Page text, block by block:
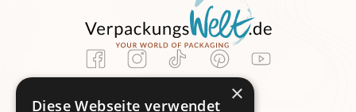
Kundenservice
Montag -
Freitag:
×
Diese Webseite verwendet